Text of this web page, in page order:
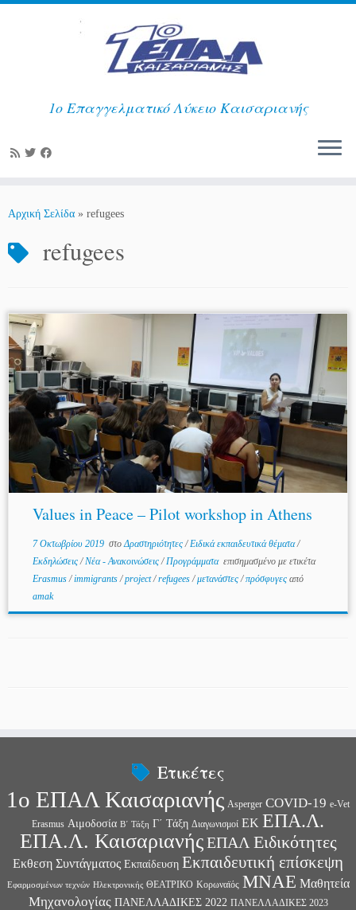
στο
1ο Επαγγελματικό Λύκειο Καισαριανής
Αρχική Σελίδα » refugees
refugees
Values in Peace – Pilot workshop in Athens
7 Οκτωβρίου 2019στοΔραστηριότητες/Ειδικά εκπαιδευτικά θέματα/
Εκδηλώσεις/Νέα - Ανακοινώσεις/Προγράμματα επισημασμένο με ετικέτα
Erasmus/immigrants/project/refugees/μετανάστες/πρόσφυγες από
amak
Ετικέτες
1ο ΕΠΑΛ Καισαριανής Asperger COVID-19 e-Vet
Erasmus Αιμοδοσία Β΄ Τάξη Γ΄ Τάξη Διαγωνισμοί ΕΚ ΕΠΑ.Λ.
ΕΠΑ.Λ. Καισαριανής ΕΠΑΛ Ειδικότητες
Εκθεση Συντάγματος Εκπαίδευση Εκπαιδευτική επίσκεψη
Εφαρμοσμένων τεχνών Ηλεκτρονικής ΘΕΑΤΡΙΚΟ Κορωναϊός ΜΝΑΕ Μαθητεία
Μηχανολογίας ΠΑΝΕΛΛΑΔΙΚΕΣ 2022 ΠΑΝΕΛΛΑΔΙΚΕΣ 2023